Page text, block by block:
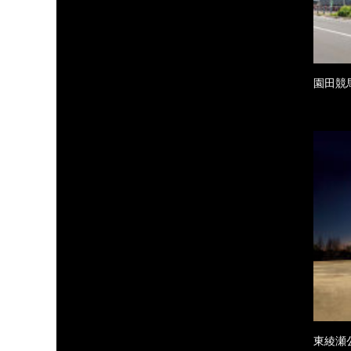
園田
東綾瀬